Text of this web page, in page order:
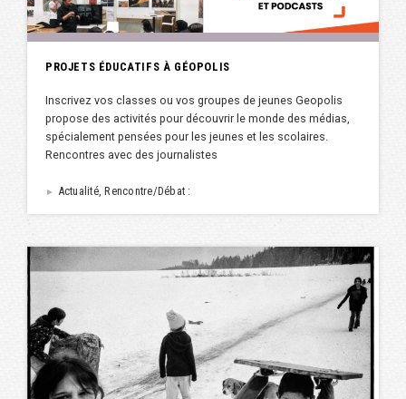
PROJETS ÉDUCATIFS À GÉOPOLIS
Inscrivez vos classes ou vos groupes de jeunes Geopolis
propose des activités pour découvrir le monde des médias,
spécialement pensées pour les jeunes et les scolaires.
Rencontres avec des journalistes
► Actualité, Rencontre/Débat :